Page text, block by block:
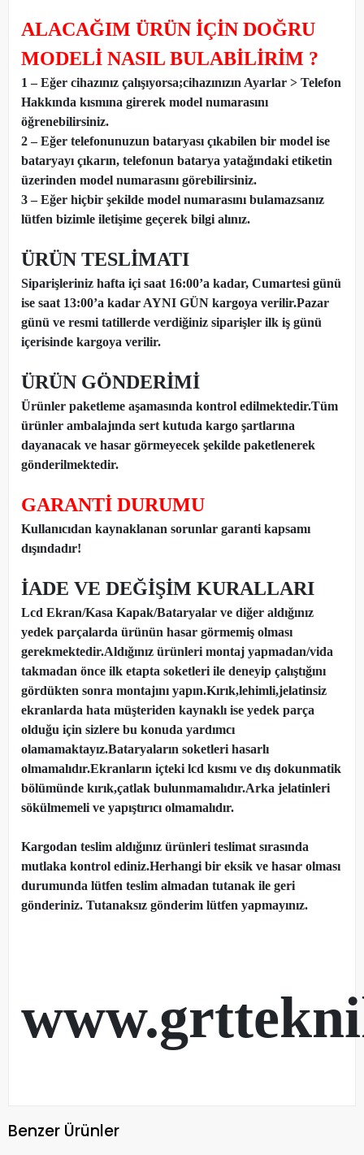
ALACAĞIM ÜRÜN İÇİN DOĞRU
MODELİ NASIL BULABİLİRİM ?
1 – Eğer cihazınız çalışıyorsa;cihazınızın Ayarlar > Telefon
Hakkında kısmına girerek model numarasını
öğrenebilirsiniz.
2 – Eğer telefonunuzun bataryası çıkabilen bir model ise
bataryayı çıkarın, telefonun batarya yatağındaki etiketin
üzerinden model numarasını görebilirsiniz.
3 – Eğer hiçbir şekilde model numarasını bulamazsanız
lütfen bizimle iletişime geçerek bilgi alınız.
ÜRÜN TESLİMATI
Siparişleriniz hafta içi saat 16:00’a kadar, Cumartesi günü
ise saat 13:00’a kadar AYNI GÜN kargoya verilir.Pazar
günü ve resmi tatillerde verdiğiniz siparişler ilk iş günü
içerisinde kargoya verilir.
ÜRÜN GÖNDERİMİ
Ürünler paketleme aşamasında kontrol edilmektedir.Tüm
ürünler ambalajında sert kutuda kargo şartlarına
dayanacak ve hasar görmeyecek şekilde paketlenerek
gönderilmektedir.
GARANTİ DURUMU
Kullanıcıdan kaynaklanan sorunlar garanti kapsamı
dışındadır!
İADE VE DEĞİŞİM KURALLARI
Lcd Ekran/Kasa Kapak/Bataryalar ve diğer aldığınız
yedek parçalarda ürünün hasar görmemiş olması
gerekmektedir.Aldığınız ürünleri montaj yapmadan/vida
takmadan önce ilk etapta soketleri ile deneyip çalıştığını
gördükten sonra montajını yapın.Kırık,lehimli,jelatinsiz
ekranlarda hata müşteriden kaynaklı ise yedek parça
olduğu için sizlere bu konuda yardımcı
olamamaktayız.Bataryaların soketleri hasarlı
olmamalıdır.Ekranların içteki lcd kısmı ve dış dokunmatik
bölümünde kırık,çatlak bulunmamalıdır.Arka jelatinleri
sökülmemeli ve yapıştırıcı olmamalıdır.
Kargodan teslim aldığınız ürünleri teslimat sırasında
mutlaka kontrol ediniz.Herhangi bir eksik ve hasar olması
durumunda lütfen teslim almadan tutanak ile geri
gönderiniz. Tutanaksız gönderim lütfen yapmayınız.
Benzer Ürünler